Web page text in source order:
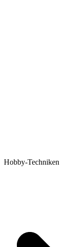
Hobby-Techniken